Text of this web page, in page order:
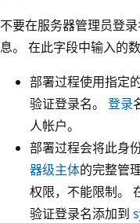
不要在服务器管理员登
息。 在此字段中输入的
部署过程使用指定
验证登录名。 登录
人帐户。
部署过程会将此身
器级主体的完整管
权限，不能限制。
验证登录名添加到